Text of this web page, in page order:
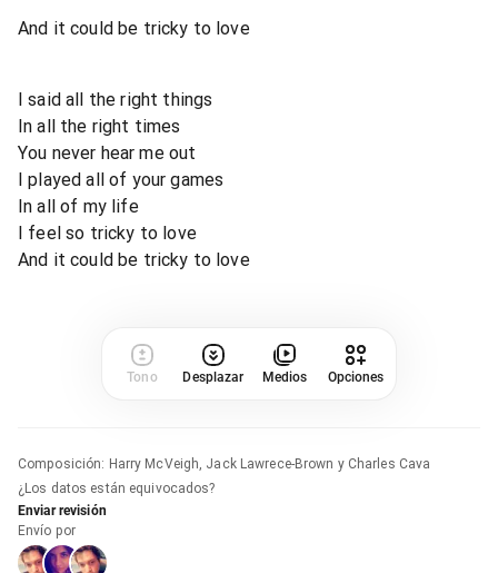
And it could be tricky to love
I said all the right things
In all the right times
You never hear me out
I played all of your games
In all of my life
I feel so tricky to love
And it could be tricky to love
Tono Desplazar Medios Opciones
Composición: Harry McVeigh, Jack Lawrece-Brown y Charles Cava
¿Los datos están equivocados?
Enviar revisión
Envío por